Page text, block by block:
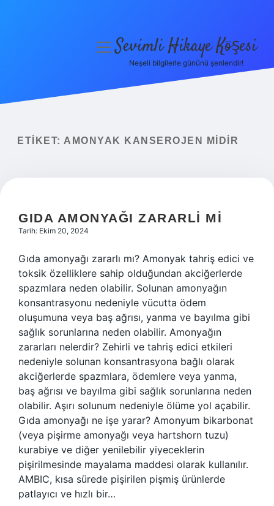
Yasal Uyarı
menüyüSevimli Hikaye Köşesi
Neşeli bilgilerle gününü şenlendir!
ETIKET: AMONYAK KANSEROJEN MIDIR
GIDA AMONYAĞI ZARARLI MI
Tarih: Ekim 20, 2024
Gıda amonyağı zararlı mı? Amonyak tahriş edici ve
toksik özelliklere sahip olduğundan akciğerlerde
spazmlara neden olabilir. Solunan amonyağın
konsantrasyonu nedeniyle vücutta ödem
oluşumuna veya baş ağrısı, yanma ve bayılma gibi
sağlık sorunlarına neden olabilir. Amonyağın
zararları nelerdir? Zehirli ve tahriş edici etkileri
nedeniyle solunan konsantrasyona bağlı olarak
akciğerlerde spazmlara, ödemlere veya yanma,
baş ağrısı ve bayılma gibi sağlık sorunlarına neden
olabilir. Aşırı solunum nedeniyle ölüme yol açabilir.
Gıda amonyağı ne işe yarar? Amonyum bikarbonat
(veya pişirme amonyağı veya hartshorn tuzu)
kurabiye ve diğer yenilebilir yiyeceklerin
pişirilmesinde mayalama maddesi olarak kullanılır.
AMBIC, kısa sürede pişirilen pişmiş ürünlerde
patlayıcı ve hızlı bir…